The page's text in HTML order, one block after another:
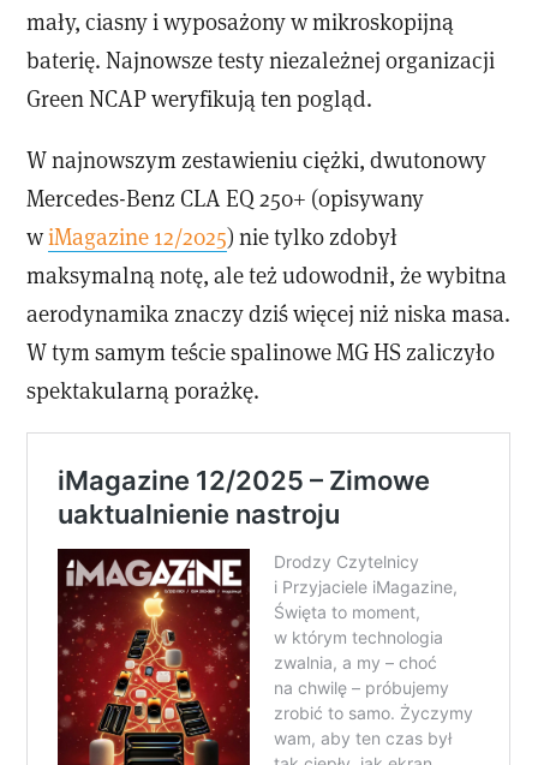
mały, ciasny i wyposażony w mikroskopijną
baterię. Najnowsze testy niezależnej organizacji
Green NCAP weryfikują ten pogląd.
W najnowszym zestawieniu ciężki, dwutonowy
Mercedes-Benz CLA EQ 250+ (opisywany
wiMagazine 12/2025) nie tylko zdobył
maksymalną notę, ale też udowodnił, że wybitna
aerodynamika znaczy dziś więcej niż niska masa.
W tym samym teście spalinowe MG HS zaliczyło
spektakularną porażkę.